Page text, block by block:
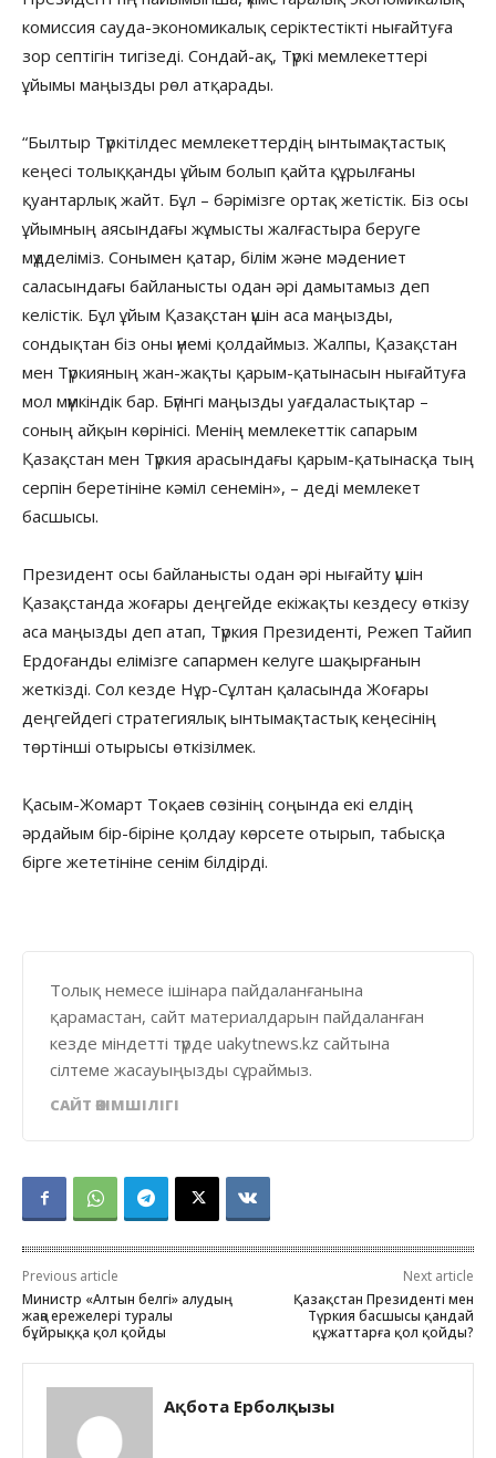
комиссия сауда-экономикалық серіктестікті нығайтуға
зор септігін тигізеді. Сондай-ақ, Түркі мемлекеттері
ұйымы маңызды рөл атқарады.
“Былтыр Түркітілдес мемлекеттердің ынтымақтастық
кеңесі толыққанды ұйым болып қайта құрылғаны
қуантарлық жайт. Бұл – бәрімізге ортақ жетістік. Біз осы
ұйымның аясындағы жұмысты жалғастыра беруге
мүдделіміз. Сонымен қатар, білім және мәдениет
саласындағы байланысты одан әрі дамытамыз деп
келістік. Бұл ұйым Қазақстан үшін аса маңызды,
сондықтан біз оны үнемі қолдаймыз. Жалпы, Қазақстан
мен Түркияның жан-жақты қарым-қатынасын нығайтуға
мол мүмкіндік бар. Бүгінгі маңызды уағдаластықтар –
соның айқын көрінісі. Менің мемлекеттік сапарым
Қазақстан мен Түркия арасындағы қарым-қатынасқа тың
серпін беретініне кәміл сенемін», – деді мемлекет
басшысы.
Президент осы байланысты одан әрі нығайту үшін
Қазақстанда жоғары деңгейде екіжақты кездесу өткізу
аса маңызды деп атап, Түркия Президенті, Режеп Тайип
Ердоғанды елімізге сапармен келуге шақырғанын
жеткізді. Сол кезде Нұр-Сұлтан қаласында Жоғары
деңгейдегі стратегиялық ынтымақтастық кеңесінің
төртінші отырысы өткізілмек.
Қасым-Жомарт Тоқаев сөзінің соңында екі елдің
әрдайым бір-біріне қолдау көрсете отырып, табысқа
бірге жететініне сенім білдірді.
Толық немесе ішінара пайдаланғанына
қарамастан, сайт материалдарын пайдаланған
кезде міндетті түрде uakytnews.kz сайтына
сілтеме жасауыңызды сұраймыз.
САЙТ ӘКІМШІЛІГІ
Previous article
Министр «Алтын белгі» алудың
жаңа ережелері туралы
бұйрыққа қол қойды
Next article
Қазақстан Президенті мен
Түркия басшысы қандай
құжаттарға қол қойды?
Ақбота Ерболқызы